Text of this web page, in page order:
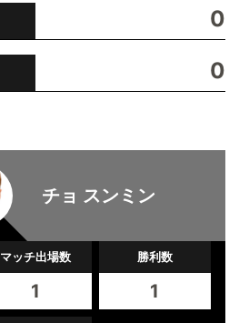
0
0
チョ スンミン
マッチ出場数
1
勝利数
1